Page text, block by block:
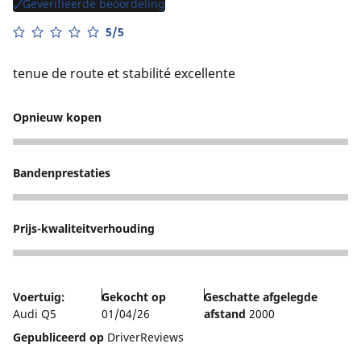
Geverifieerde beoordeling
5/5
tenue de route et stabilité excellente
Opnieuw kopen
5
Bandenprestaties
5
Prijs-kwaliteitverhouding
4
Voertuig:
Audi Q5
Gekocht op
01/04/26
Geschatte afgelegde
afstand 2000
Gepubliceerd op DriverReviews